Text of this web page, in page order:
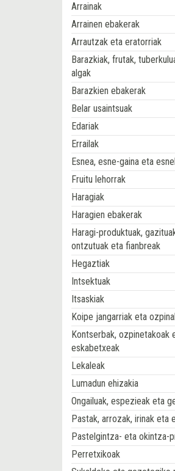
Arrainak
Arrainen ebakerak
Arrautzak eta eratorriak
Barazkiak, frutak,
algak
Barazkien ebakerak
Belar usaintsuak
Edariak
Errailak
Esnea, esne-gaina eta
Fruitu lehorrak
Haragiak
Haragien ebakerak
Haragi-produktuak,
ontzutuak eta fianbreak
Hegaztiak
Intsektuak
Itsaskiak
Koipe jangarriak eta
Kontserbak, ozpinetakoak
eskabetxeak
Lekaleak
Lumadun ehizakia
Ongailuak, espezieak eta
Pastak, arrozak, irinak eta
Pastelgintza- eta okintza-
Perretxikoak